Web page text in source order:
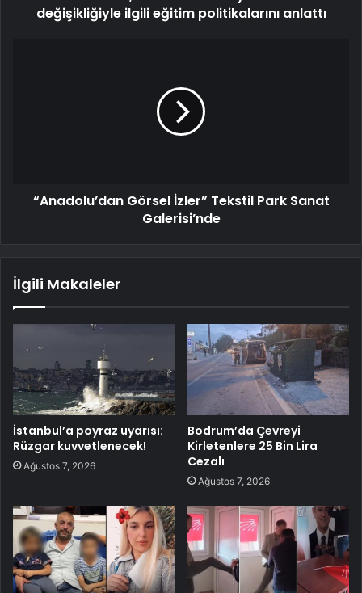
değişikliğiyle ilgili eğitim politikalarını anlattı
“Anadolu’dan Görsel İzler” Tekstil Park Sanat
Galerisi’nde
İlgili Makaleler
İstanbul’a poyraz uyarısı:
Rüzgar kuvvetlenecek!
Ağustos 7, 2026
Bodrum’da Çevreyi
Kirletenlere 25 Bin Lira
Cezalı
Ağustos 7, 2026